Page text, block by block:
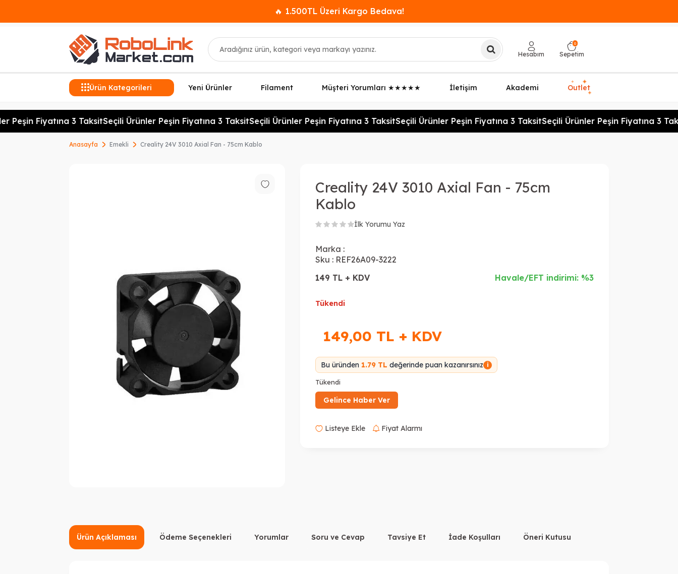
🔥 1.500TL Üzeri Kargo Bedava!
Ara
Hesabım
0
Sepetim
Ürün Kategorileri Yeni Ürünler Filament Müşteri Yorumları ★★★★★ İletişim Akademi Outlet
✦ ✦
✦
Peşin Fiyatına 3 TaksitSeçili Ürünler Peşin Fiyatına 3 TaksitSeçili Ürünler Peşin Fiyatına 3 TaksitSeçili Ürünler Peşin Fiyatına 3 TaksitSeçili Ürünler Peşin Fiyatına 3
Anasayfa Emekli Creality 24V 3010 Axial Fan - 75cm Kablo
Creality 24V 3010 Axial Fan - 75cm
Kablo
İlk Yorumu Yaz
Marka :
Sku : REF26A09-3222
149 TL + KDV
Havale/EFT indirimi: %3
Tükendi
149,00 TL + KDV
Bu üründen 1.79 TL değerinde puan kazanırsınız i
Tükendi
Gelince Haber Ver
Listeye Ekle Fiyat Alarmı
Ürün Açıklaması Ödeme Seçenekleri Yorumlar Soru ve Cevap Tavsiye Et İade Koşulları Öneri Kutusu